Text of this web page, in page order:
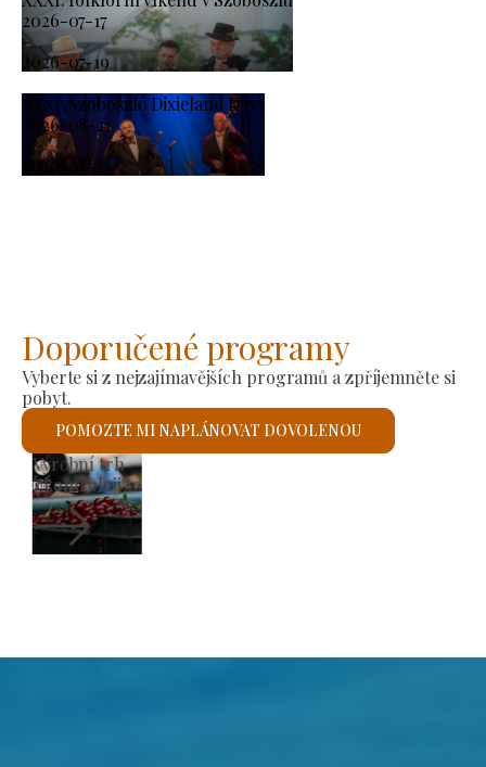
2026-07-17
-
2026-07-19
XXXI. Szoboszló Dixieland Days
2026-08-21
-
2026-08-23
Doporučené programy
Vyberte si z nejzajímavějších programů a zpříjemněte si
pobyt.
POMOZTE MI NAPLÁNOVAT DOVOLENOU
Římskokatolický kostel sv. László
Zkontroluji to